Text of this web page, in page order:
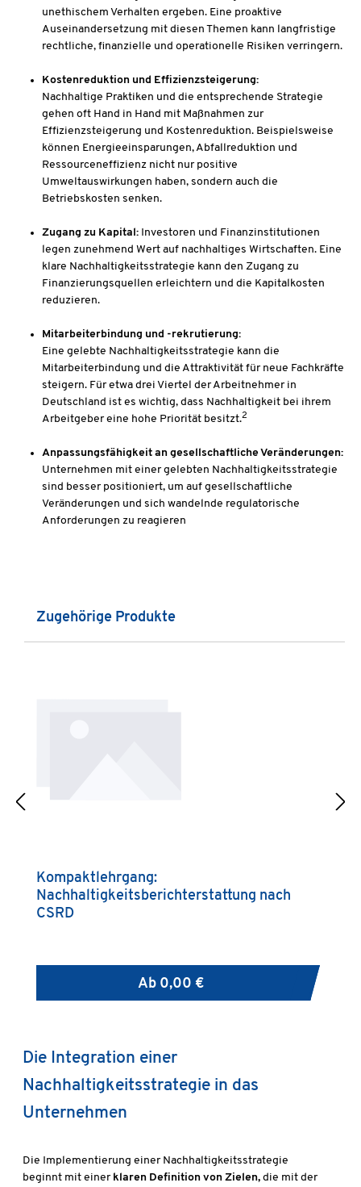
unethischem Verhalten ergeben. Eine proaktive
Auseinandersetzung mit diesen Themen kann langfristige
rechtliche, finanzielle und operationelle Risiken verringern.
Kostenreduktion und Effizienzsteigerung:
Nachhaltige Praktiken und die entsprechende Strategie
gehen oft Hand in Hand mit Maßnahmen zur
Effizienzsteigerung und Kostenreduktion. Beispielsweise
können Energieeinsparungen, Abfallreduktion und
Ressourceneffizienz nicht nur positive
Umweltauswirkungen haben, sondern auch die
Betriebskosten senken.
Zugang zu Kapital: Investoren und Finanzinstitutionen
legen zunehmend Wert auf nachhaltiges Wirtschaften. Eine
klare Nachhaltigkeitsstrategie kann den Zugang zu
Finanzierungsquellen erleichtern und die Kapitalkosten
reduzieren.
Mitarbeiterbindung und -rekrutierung:
Eine gelebte Nachhaltigkeitsstrategie kann die
Mitarbeiterbindung und die Attraktivität für neue Fachkräfte
steigern. Für etwa drei Viertel der Arbeitnehmer in
Deutschland ist es wichtig, dass Nachhaltigkeit bei ihrem
Arbeitgeber eine hohe Priorität besitzt.2
Anpassungsfähigkeit an gesellschaftliche Veränderungen:
Unternehmen mit einer gelebten Nachhaltigkeitsstrategie
sind besser positioniert, um auf gesellschaftliche
Veränderungen und sich wandelnde regulatorische
Anforderungen zu reagieren
Produktgalerie überspringen
Zugehörige Produkte
Kompaktlehrgang:
Nachhaltigkeitsberichterstattung nach
CSRD
Ab 0,00 €
Die Integration einer
Nachhaltigkeitsstrategie in das
Unternehmen
Die Implementierung einer Nachhaltigkeitsstrategie
beginnt mit einer klaren Definition von Zielen, die mit der